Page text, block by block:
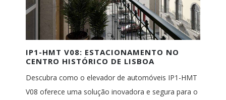
IP1-HMT V08: ESTACIONAMENTO NO
CENTRO HISTÓRICO DE LISBOA
Descubra como o elevador de automóveis IP1-HMT
V08 oferece uma solução inovadora e segura para o